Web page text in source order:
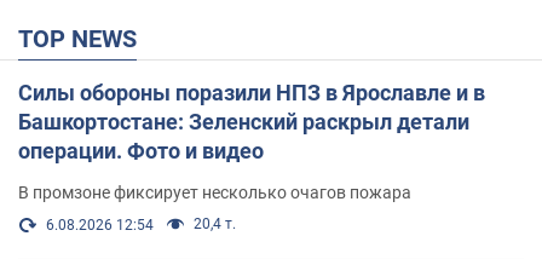
TOP NEWS
Силы обороны поразили НПЗ в Ярославле и в
Башкортостане: Зеленский раскрыл детали
операции. Фото и видео
В промзоне фиксирует несколько очагов пожара
6.08.2026 12:54 20,4 т.